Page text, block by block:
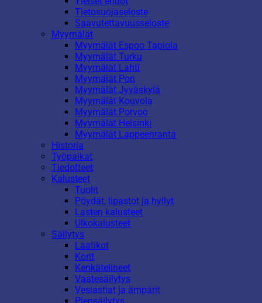
Tietosuojaseloste
Saavutettavuusseloste
Myymälät
Myymälät Espoo Tapiola
Myymälät Turku
Myymälät Lahti
Myymälät Pori
Myymälät Jyväskylä
Myymälät Kouvola
Myymälät Porvoo
Myymälät Helsinki
Myymälät Lappeenranta
Historia
Työpaikat
Tiedotteet
Kalusteet
Tuolit
Pöydät, lipastot ja hyllyt
Lasten kalusteet
Ulkokalusteet
Säilytys
Laatikot
Korit
Kenkätelineet
Vaatesäilytys
Vesiastiat ja ämpärit
Piensäilytys